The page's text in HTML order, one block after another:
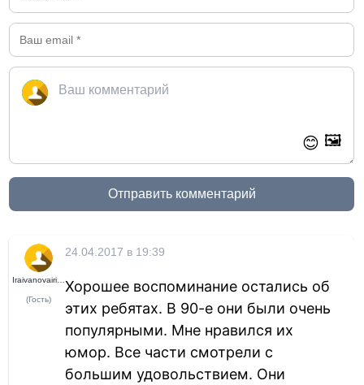
😊 🖼️
Отправить комментарий
Iraivanovairina
(Гость)
24.04.2017 в 19:39
Хорошее воспоминание остались об
этих ребятах. В 90-е они были очень
популярными. Мне нравился их
юмор. Все части смотрели с
большим удовольствием. Они